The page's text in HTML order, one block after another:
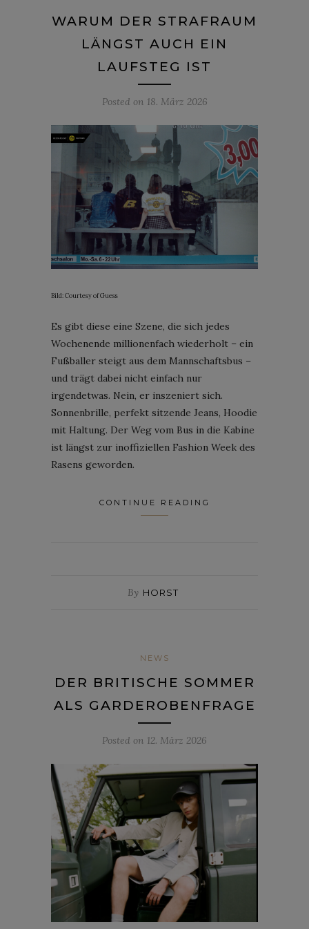
WARUM DER STRAFRAUM
LÄNGST AUCH EIN
LAUFSTEG IST
Posted on 18. März 2026
Bild: Courtesy of Guess
Es gibt diese eine Szene, die sich jedes
Wochenende millionenfach wiederholt – ein
Fußballer steigt aus dem Mannschaftsbus –
und trägt dabei nicht einfach nur
irgendetwas. Nein, er inszeniert sich.
Sonnenbrille, perfekt sitzende Jeans, Hoodie
mit Haltung. Der Weg vom Bus in die Kabine
ist längst zur inoffiziellen Fashion Week des
Rasens geworden.
CONTINUE READING
By HORST
NEWS
DER BRITISCHE SOMMER
ALS GARDEROBENFRAGE
Posted on 12. März 2026